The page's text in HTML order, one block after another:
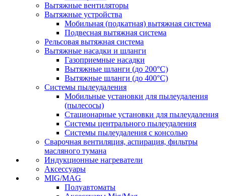
Вытяжные вентиляторы
Вытяжные устройства
Мобильная (подкатная) вытяжная система
Подвесная вытяжная система
Рельсовая вытяжная система
Вытяжные насадки и шланги
Газоприемные насадки
Вытяжные шланги (до 200°C)
Вытяжные шланги (до 400°C)
Системы пылеудаления
Мобильные установки для пылеудаления
(пылесосы)
Стационарные установки для пылеудаления
Системы центрального пылеудаления
Системы пылеудаления с консолью
Сварочная вентиляция, аспирация, фильтры
масляного тумана
Индукционные нагреватели
Аксессуары
MIG/MAG
Полуавтоматы